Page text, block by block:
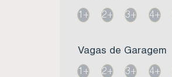
1+
2+ 3+ 4+
Vagas de Garagem
1+
2+ 3+ 4+